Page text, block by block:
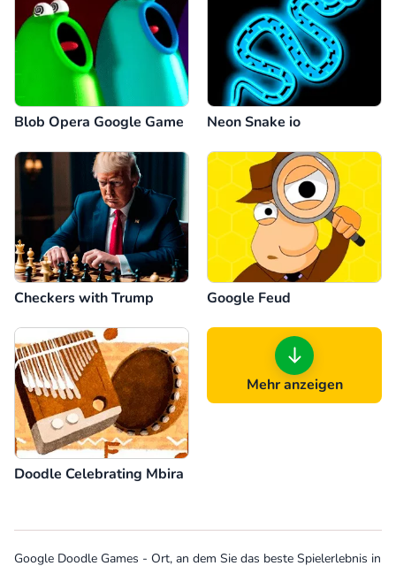
Blob Opera Google Game Neon Snake io
Checkers with Trump Google Feud
Doodle Celebrating Mbira
Mehr anzeigen
Google Doodle Games - Ort, an dem Sie das beste Spielerlebnis in